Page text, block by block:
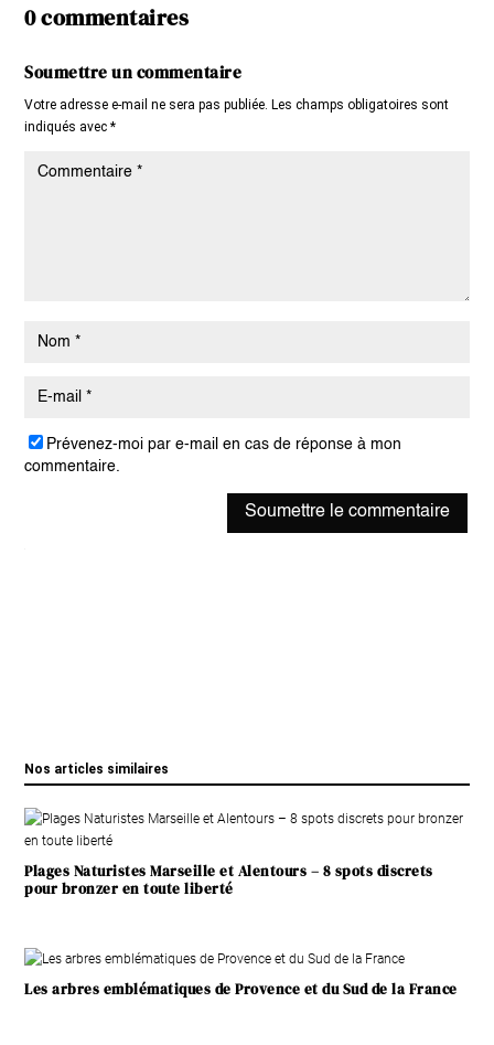
0 commentaires
Soumettre un commentaire
Votre adresse e-mail ne sera pas publiée. Les champs obligatoires sont
indiqués avec*
Prévenez-moi par e-mail en cas de réponse à mon
commentaire.
Soumettre le commentaire
Nos articles similaires
Plages Naturistes Marseille et Alentours – 8 spots discrets
pour bronzer en toute liberté
Les arbres emblématiques de Provence et du Sud de la France